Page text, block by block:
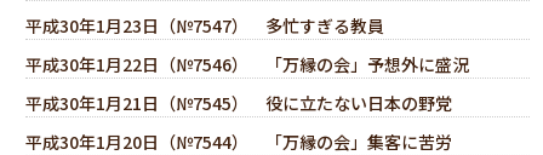
平成30年1月23日（№7547） 多忙すぎる教員
平成30年1月22日（№7546） 「万縁の会」予想外に盛況
平成30年1月21日（№7545） 役に立たない日本の野党
平成30年1月20日（№7544） 「万縁の会」集客に苦労